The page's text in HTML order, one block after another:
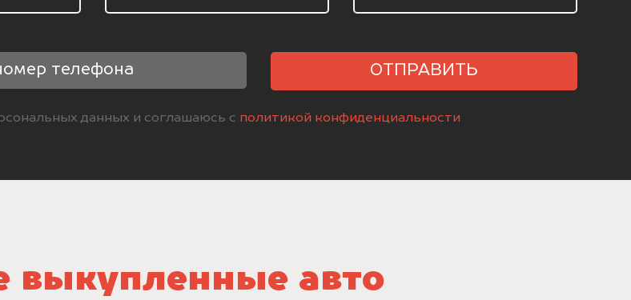
ОТПРАВИТЬ
данных и соглашаюсь с политикой конфиденциальности
выкупленные авто